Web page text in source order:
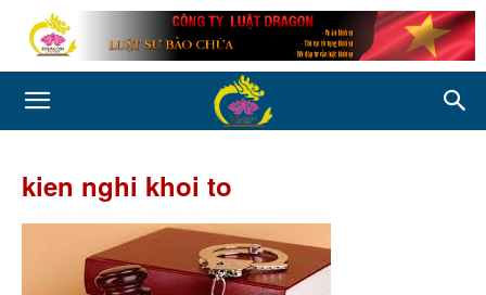
kien nghi khoi to